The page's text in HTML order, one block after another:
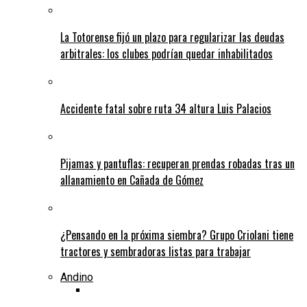
La Totorense fijó un plazo para regularizar las deudas
arbitrales: los clubes podrían quedar inhabilitados
Accidente fatal sobre ruta 34 altura Luis Palacios
Pijamas y pantuflas: recuperan prendas robadas tras un
allanamiento en Cañada de Gómez
¿Pensando en la próxima siembra? Grupo Criolani tiene
tractores y sembradoras listas para trabajar
Andino